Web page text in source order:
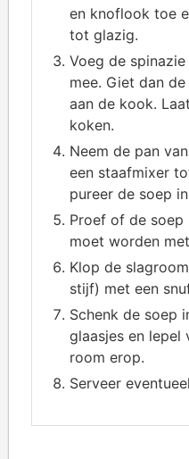
en knoflook toe
tot glazig.
Voeg de
mee. Giet dan
aan de kook.
koken.
Neem de pan
een staafmixer
pureer de soep
Proef of de soep
moet worden
Klop de
stijf) met een
Schenk de soep
glaasjes en
room erop.
Serveer